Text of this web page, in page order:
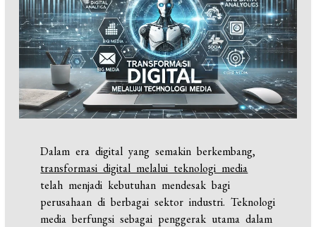
Dalam era digital yang semakin berkembang,
transformasi digital melalui teknologi media
telah menjadi kebutuhan mendesak bagi
perusahaan di berbagai sektor industri. Teknologi
media berfungsi sebagai penggerak utama dalam